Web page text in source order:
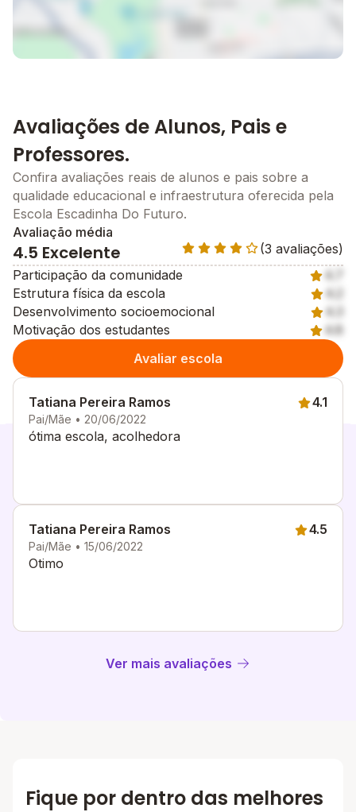
Avaliações de Alunos, Pais e
Professores.
Confira avaliações reais de alunos e pais sobre a
qualidade educacional e infraestrutura oferecida pela
Escola Escadinha Do Futuro.
Avaliação média
4.5 Excelente
(3 avaliações)
Participação da comunidade
4.7
Estrutura física da escola
4.2
Desenvolvimento socioemocional
4.3
Motivação dos estudantes
4.8
Avaliar escola
Tatiana Pereira Ramos
Pai/Mãe • 20/06/2022
4.1
ótima escola, acolhedora
Tatiana Pereira Ramos
Pai/Mãe • 15/06/2022
4.5
Otimo
Ver mais avaliações
Fique por dentro das melhores